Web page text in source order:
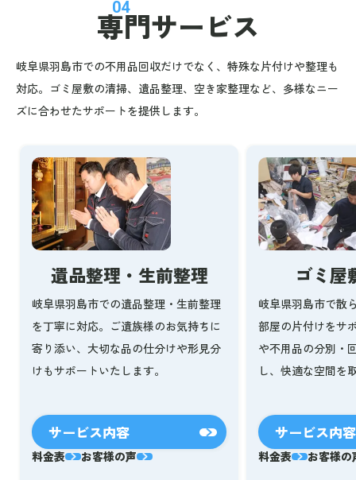
04
専門サービス
岐阜県羽島市での不用品回収だけでなく、特殊な片付けや整理も
対応。ゴミ屋敷の清掃、遺品整理、空き家整理など、多様なニー
ズに合わせたサポートを提供します。
遺品整理・生前整理
岐阜県羽島市での遺品整理・生前整理
を丁寧に対応。ご遺族様のお気持ちに
寄り添い、大切な品の仕分けや形見分
けもサポートいたします。
サービス内容
料金表 お客様の声
ゴミ屋
岐阜県羽島市で散
部屋の片付けをサ
や不用品の分別・
し、快適な空間を
サービス内容
料金表 お客様の